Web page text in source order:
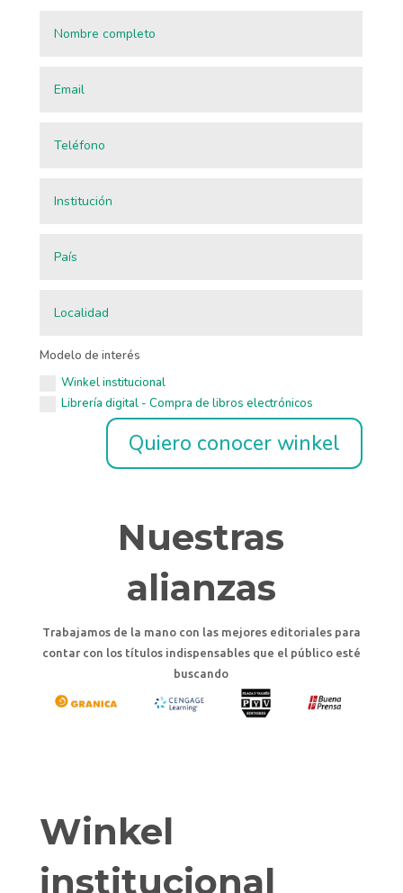
Modelo de interés
Winkel institucional
Librería digital - Compra de libros electrónicos
Quiero conocer winkel
Nuestras
alianzas
Trabajamos de la mano con las mejores editoriales para
contar con los títulos indispensables que el público esté
buscando
Winkel
institucional